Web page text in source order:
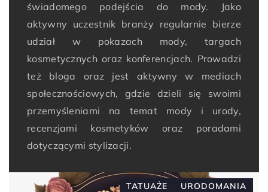
świadomego podejścia do mody. Jako
aktywny uczestnik branży regularnie bierze
udział w pokazach mody, targach
kosmetycznych oraz konferencjach. Prowadzi
też bloga oraz jest aktywny w mediach
społecznościowych, gdzie dzieli się swoimi
przemyśleniami na temat mody i urody,
recenzjami kosmetyków oraz poradami
dotyczącymi stylizacji.
TATUAŻE URODOMANIA